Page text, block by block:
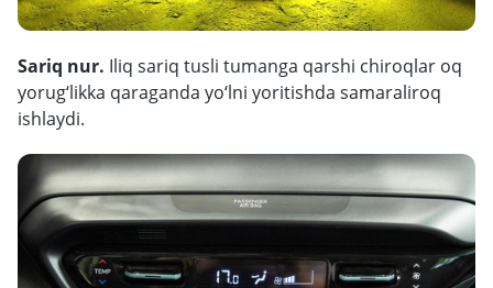
Sariq nur. Iliq sariq tusli tumanga qarshi chiroqlar oq
yorug‘likka qaraganda yo‘lni yoritishda samaraliroq
ishlaydi.